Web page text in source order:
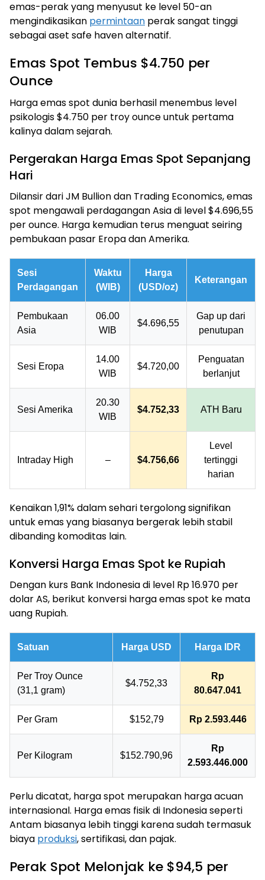
emas-perak yang menyusut ke level 50-an
mengindikasikan permintaan perak sangat tinggi
sebagai aset safe haven alternatif.
Emas Spot Tembus $4.750 per
Ounce
Harga emas spot dunia berhasil menembus level
psikologis $4.750 per troy ounce untuk pertama
kalinya dalam sejarah.
Pergerakan Harga Emas Spot Sepanjang
Hari
Dilansir dari JM Bullion dan Trading Economics, emas
spot mengawali perdagangan Asia di level $4.696,55
per ounce. Harga kemudian terus menguat seiring
pembukaan pasar Eropa dan Amerika.
Sesi
Perdagangan
Waktu
(WIB)
Harga
(USD/oz)
Keterangan
Pembukaan
Asia
06.00
WIB
$4.696,55
Gap up dari
penutupan
Sesi Eropa
14.00
WIB
$4.720,00
Penguatan
berlanjut
Sesi Amerika
20.30
WIB
$4.752,33 ATH Baru
Intraday High – $4.756,66
Level
tertinggi
harian
Kenaikan 1,91% dalam sehari tergolong signifikan
untuk emas yang biasanya bergerak lebih stabil
dibanding komoditas lain.
Konversi Harga Emas Spot ke Rupiah
Dengan kurs Bank Indonesia di level Rp 16.970 per
dolar AS, berikut konversi harga emas spot ke mata
uang Rupiah.
Satuan Harga USD Harga IDR
Per Troy Ounce
(31,1 gram)
$4.752,33
Rp
80.647.041
Per Gram $152,79 Rp 2.593.446
Per Kilogram $152.790,96
Rp
2.593.446.000
Perlu dicatat, harga spot merupakan harga acuan
internasional. Harga emas fisik di Indonesia seperti
Antam biasanya lebih tinggi karena sudah termasuk
biaya produksi, sertifikasi, dan pajak.
Perak Spot Melonjak ke $94,5 per